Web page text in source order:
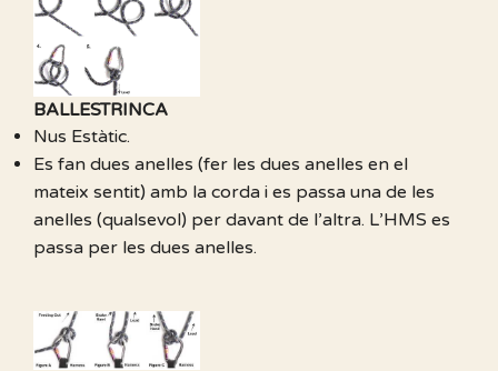
BALLESTRINCA
Nus Estàtic.
Es fan dues anelles (fer les dues anelles en el
mateix sentit) amb la corda i es passa una de les
anelles (qualsevol) per davant de l’altra. L’HMS es
passa per les dues anelles.